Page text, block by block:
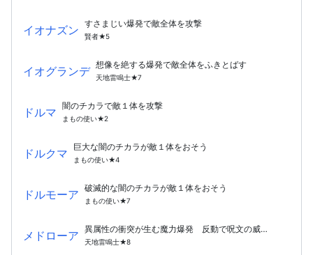
イオナズン すさまじい爆発で敵全体を攻撃
賢者★5
イオグランデ 想像を絶する爆発で敵全体をふきとばす
天地雷鳴士★7
ドルマ 闇のチカラで敵１体を攻撃
まもの使い★2
ドルクマ 巨大な闇のチカラが敵１体をおそう
まもの使い★4
ドルモーア 破滅的な闇のチカラが敵１体をおそう
まもの使い★7
メドローア 異属性の衝突が生む魔力爆発 反動で呪文の威力が下がる
天地雷鳴士★8